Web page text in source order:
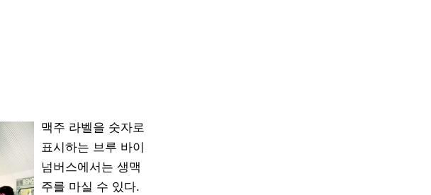
맥주 라벨을 숫자로
표시하는 브루 바이
넘버스에서는 생맥
주를 마실 수 있다.